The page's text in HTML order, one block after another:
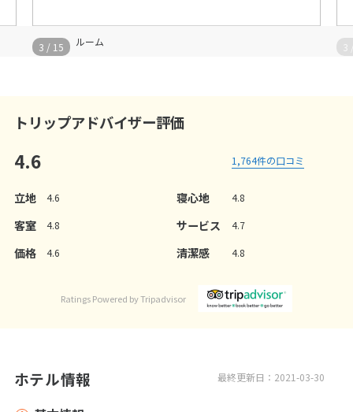
ルーム
3 / 15 3
トリップアドバイザー評価
4.6 1,764件の口コミ
立地 4.6 寝心地 4.8
客室 4.8 サービス 4.7
価格 4.6 清潔感 4.8
Ratings Powered by Tripadvisor
最終更新日：2021-03-30
ホテル情報